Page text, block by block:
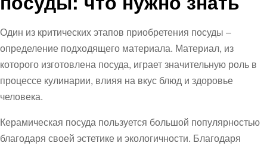
Один из критических этапов приобретения посуды –
определение подходящего материала. Материал, из
которого изготовлена посуда, играет значительную роль в
процессе кулинарии, влияя на вкус блюд и здоровье
человека.
Керамическая посуда пользуется большой популярностью
благодаря своей эстетике и экологичности. Благодаря